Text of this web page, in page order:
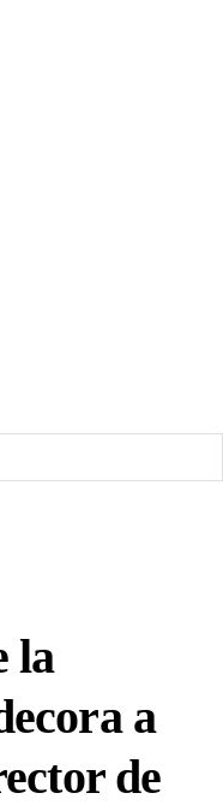
la
a
de